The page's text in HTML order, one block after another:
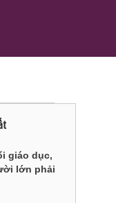
giáo dục,
lớn phải